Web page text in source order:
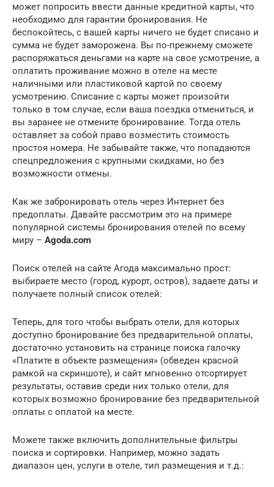
может попросить ввести данные кредитной карты, что
необходимо для гарантии бронирования. Не
беспокойтесь, с вашей карты ничего не будет списано и
сумма не будет заморожена. Вы по-прежнему сможете
распоряжаться деньгами на карте на свое усмотрение, а
оплатить проживание можно в отеле на месте
наличными или пластиковой картой по своему
усмотрению. Списание с карты может произойти
только в том случае, если ваша поездка отмениться, и
вы заранее не отмените бронирование. Тогда отель
оставляет за собой право возместить стоимость
простоя номера. Не забывайте также, что попадаются
спецпредложения с крупными скидками, но без
возможности отмены.
Как же забронировать отель через Интернет без
предоплаты. Давайте рассмотрим это на примере
популярной системы бронирования отелей по всему
миру – Agoda.com
Поиск отелей на сайте Агода максимально прост:
выбираете место (город, курорт, остров), задаете даты и
получаете полный список отелей:
Теперь, для того чтобы выбрать отели, для которых
доступно бронирование без предварительной оплаты,
достаточно установить на странице поиска галочку
«Платите в объекте размещения» (обведен красной
рамкой на скриншоте), и сайт мгновенно отсортирует
результаты, оставив среди них только отели, для
которых возможно бронирование без предварительной
оплаты с оплатой на месте.
Можете также включить дополнительные фильтры
поиска и сортировки. Например, можно задать
диапазон цен, услуги в отеле, тип размещения и т.д.: